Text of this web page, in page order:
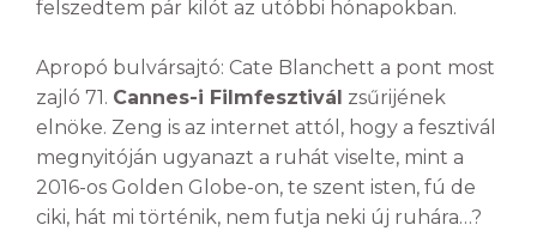
felszedtem pár kilót az utóbbi hónapokban.
Apropó bulvársajtó: Cate Blanchett a pont most
zajló 71. Cannes-i Filmfesztivál zsűrijének
elnöke. Zeng is az internet attól, hogy a fesztivál
megnyitóján ugyanazt a ruhát viselte, mint a
2016-os Golden Globe-on, te szent isten, fú de
ciki, hát mi történik, nem futja neki új ruhára…?